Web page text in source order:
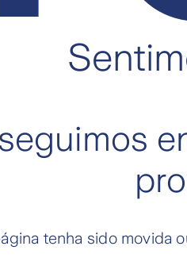
tenha sido movida